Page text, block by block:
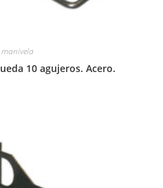
10 agujeros. Acero.